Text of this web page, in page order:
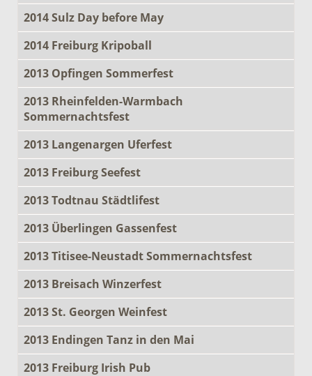
2014 Sulz Day before May
2014 Freiburg Kripoball
2013 Opfingen Sommerfest
2013 Rheinfelden-Warmbach
Sommernachtsfest
2013 Langenargen Uferfest
2013 Freiburg Seefest
2013 Todtnau Städtlifest
2013 Überlingen Gassenfest
2013 Titisee-Neustadt Sommernachtsfest
2013 Breisach Winzerfest
2013 St. Georgen Weinfest
2013 Endingen Tanz in den Mai
2013 Freiburg Irish Pub